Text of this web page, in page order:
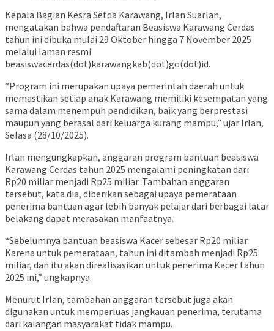
Kepala Bagian Kesra Setda Karawang, Irlan Suarlan,
mengatakan bahwa pendaftaran Beasiswa Karawang Cerdas
tahun ini dibuka mulai 29 Oktober hingga 7 November 2025
melalui laman resmi
beasiswacerdas(dot)karawangkab(dot)go(dot)id.
“Program ini merupakan upaya pemerintah daerah untuk
memastikan setiap anak Karawang memiliki kesempatan yang
sama dalam menempuh pendidikan, baik yang berprestasi
maupun yang berasal dari keluarga kurang mampu,” ujar Irlan,
Selasa (28/10/2025).
Irlan mengungkapkan, anggaran program bantuan beasiswa
Karawang Cerdas tahun 2025 mengalami peningkatan dari
Rp20 miliar menjadi Rp25 miliar. Tambahan anggaran
tersebut, kata dia, diberikan sebagai upaya pemerataan
penerima bantuan agar lebih banyak pelajar dari berbagai latar
belakang dapat merasakan manfaatnya.
“Sebelumnya bantuan beasiswa Kacer sebesar Rp20 miliar.
Karena untuk pemerataan, tahun ini ditambah menjadi Rp25
miliar, dan itu akan direalisasikan untuk penerima Kacer tahun
2025 ini,” ungkapnya.
Menurut Irlan, tambahan anggaran tersebut juga akan
digunakan untuk memperluas jangkauan penerima, terutama
dari kalangan masyarakat tidak mampu.